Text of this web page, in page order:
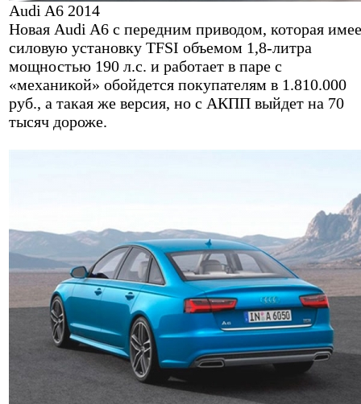
Audi A6 2014
Новая Audi A6 с передним приводом, которая
силовую установку TFSI объемом 1,8-литра
мощностью 190 л.с. и работает в паре с
«механикой» обойдется покупателям в 1.810.000
руб., а такая же версия, но с АКПП выйдет на 70
тысяч дороже.